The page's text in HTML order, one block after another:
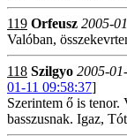
119 Orfeusz 2005-
Valóban,
118 Szilgyo 2005-
01-11 09:58:37]
Szerintem ő is tenor.
basszusnak. Igaz,